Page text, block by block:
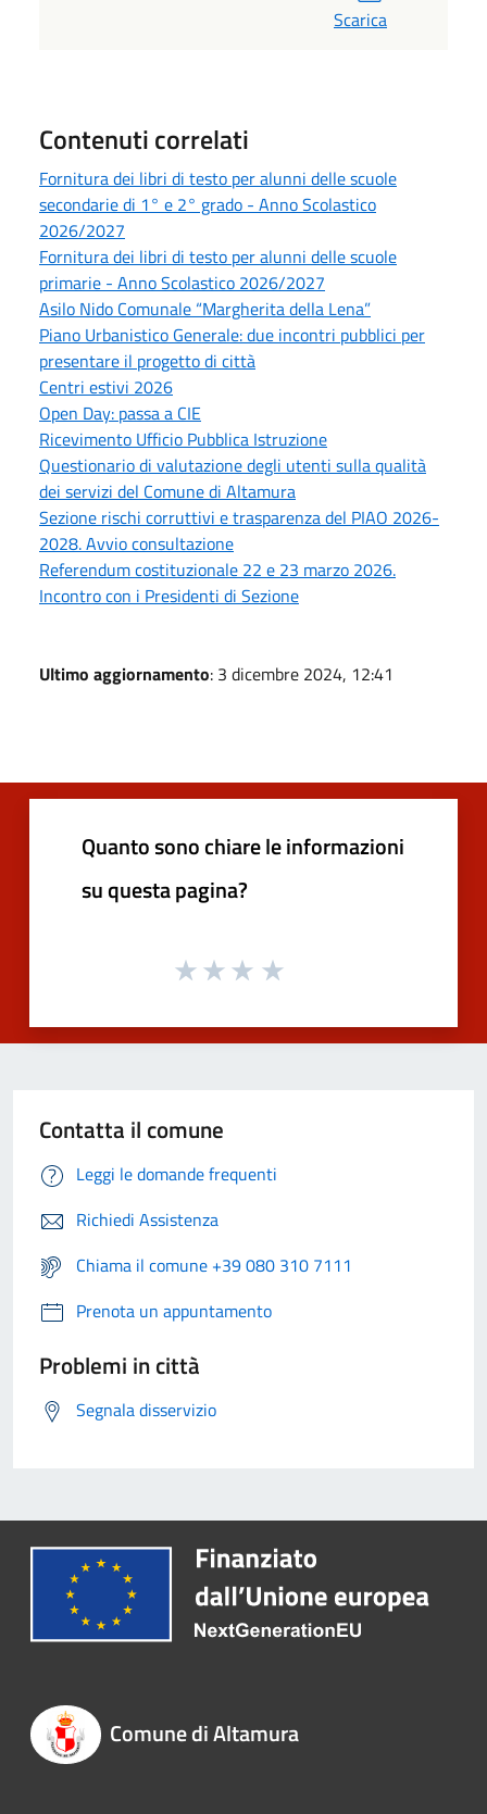
Scarica
Contenuti correlati
Fornitura dei libri di testo per alunni delle scuole
secondarie di 1° e 2° grado - Anno Scolastico
2026/2027
Fornitura dei libri di testo per alunni delle scuole
primarie - Anno Scolastico 2026/2027
Asilo Nido Comunale “Margherita della Lena”
Piano Urbanistico Generale: due incontri pubblici per
presentare il progetto di città
Centri estivi 2026
Open Day: passa a CIE
Ricevimento Ufficio Pubblica Istruzione
Questionario di valutazione degli utenti sulla qualità
dei servizi del Comune di Altamura
Sezione rischi corruttivi e trasparenza del PIAO 2026-
2028. Avvio consultazione
Referendum costituzionale 22 e 23 marzo 2026.
Incontro con i Presidenti di Sezione
Ultimo aggiornamento: 3 dicembre 2024, 12:41
Quanto sono chiare le informazioni
su questa pagina?
Contatta il comune
Leggi le domande frequenti
Richiedi Assistenza
Chiama il comune +39 080 310 7111
Prenota un appuntamento
Problemi in città
Segnala disservizio
Comune di Altamura